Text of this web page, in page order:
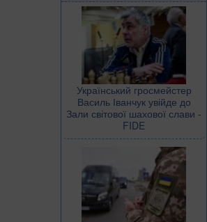
Український гросмейстер
Василь Іванчук увійде до
Зали світової шахової слави -
FIDE